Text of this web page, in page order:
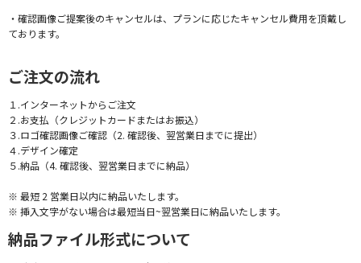
・確認画像ご提案後のキャンセルは、プランに応じたキャンセル費用を頂戴し
ております。
ご注文の流れ
１.インターネットからご注文
２.お支払（クレジットカードまたはお振込）
３.ロゴ確認画像ご確認（2. 確認後、翌営業日までに提出）
４.デザイン確定
５.納品（4. 確認後、翌営業日までに納品）
※ 最短 2 営業日以内に納品いたします。
※ 挿入文字がない場合は最短当日~翌営業日に納品いたします。
納品ファイル形式について